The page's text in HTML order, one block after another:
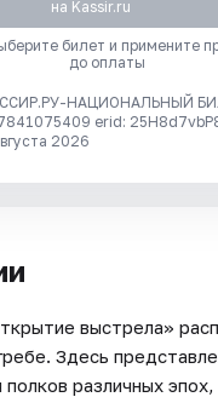
на Kassir.ru
билет и примените
до оплаты
НАЦИОНАЛЬНЫЙ
erid:
2026
выстрела»
Здесь
полков различных